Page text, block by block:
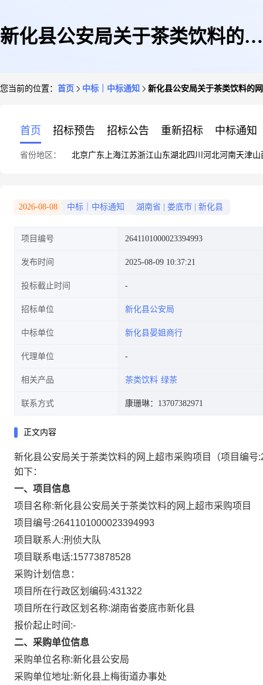
新化县公安局关于茶类饮料的网
您当前的位置： 首页 中标｜中标通知 新化县公安局关于茶类饮料的
首页 招标预告 招标公告 重新招标 中标通知
省份地区： 北京广东 上海江苏浙江山东湖北四川 河北河南天津山
2026-08-08 中标｜中标通知 湖南省 娄底市 新化县
项目编号 2641101000023394993
发布时间 2025-08-09 10:37:21
投标截止时间
招标单位 新化县公安局
中标单位 新化县晏姐商行
代理单位
相关产品 茶类饮料 绿茶
联系方式 康珊琳：13707382971
正文内容
新化县公安局关于茶类饮料的网上超市采购项目 （项目编号:
如下：
一、项目信息
项目名称:新化县公安局关于茶类饮料的网上超市采购项目
项目编号:2641101000023394993
项目联系人:刑侦大队
项目联系电话:15773878528
采购计划信息：
项目所在行政区划编码:431322
项目所在行政区划名称:湖南省娄底市新化县
报价起止时间:-
二、采购单位信息
采购单位名称:新化县公安局
采购单位地址:新化县上梅街道办事处